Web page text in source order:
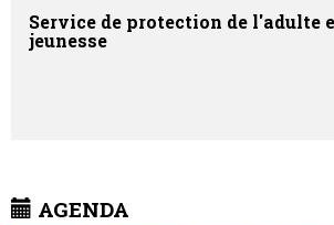
Service de protection de l'adulte
jeunesse
AGENDA